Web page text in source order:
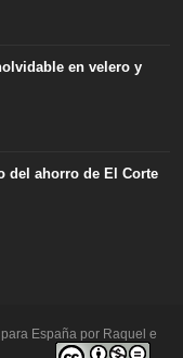
en velero y
del ahorro de El Corte
España por Raquel e